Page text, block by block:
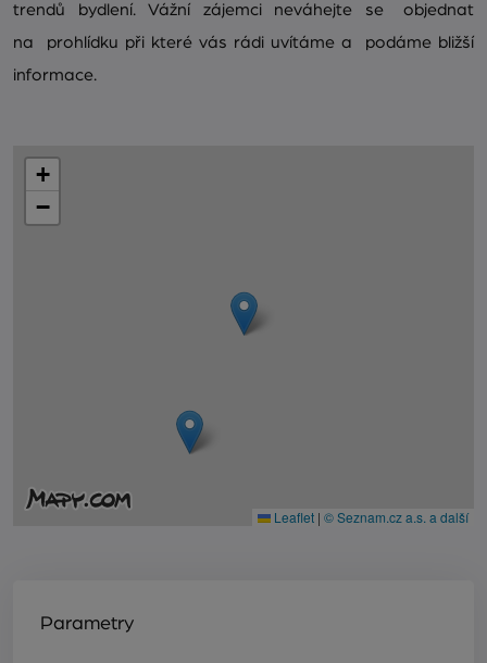
trendů bydlení. Vážní zájemci neváhejte se objednat
na prohlídku při které vás rádi uvítáme a podáme bližší
informace.
+
−
Leaflet | © Seznam.cz a.s. a další
Parametry